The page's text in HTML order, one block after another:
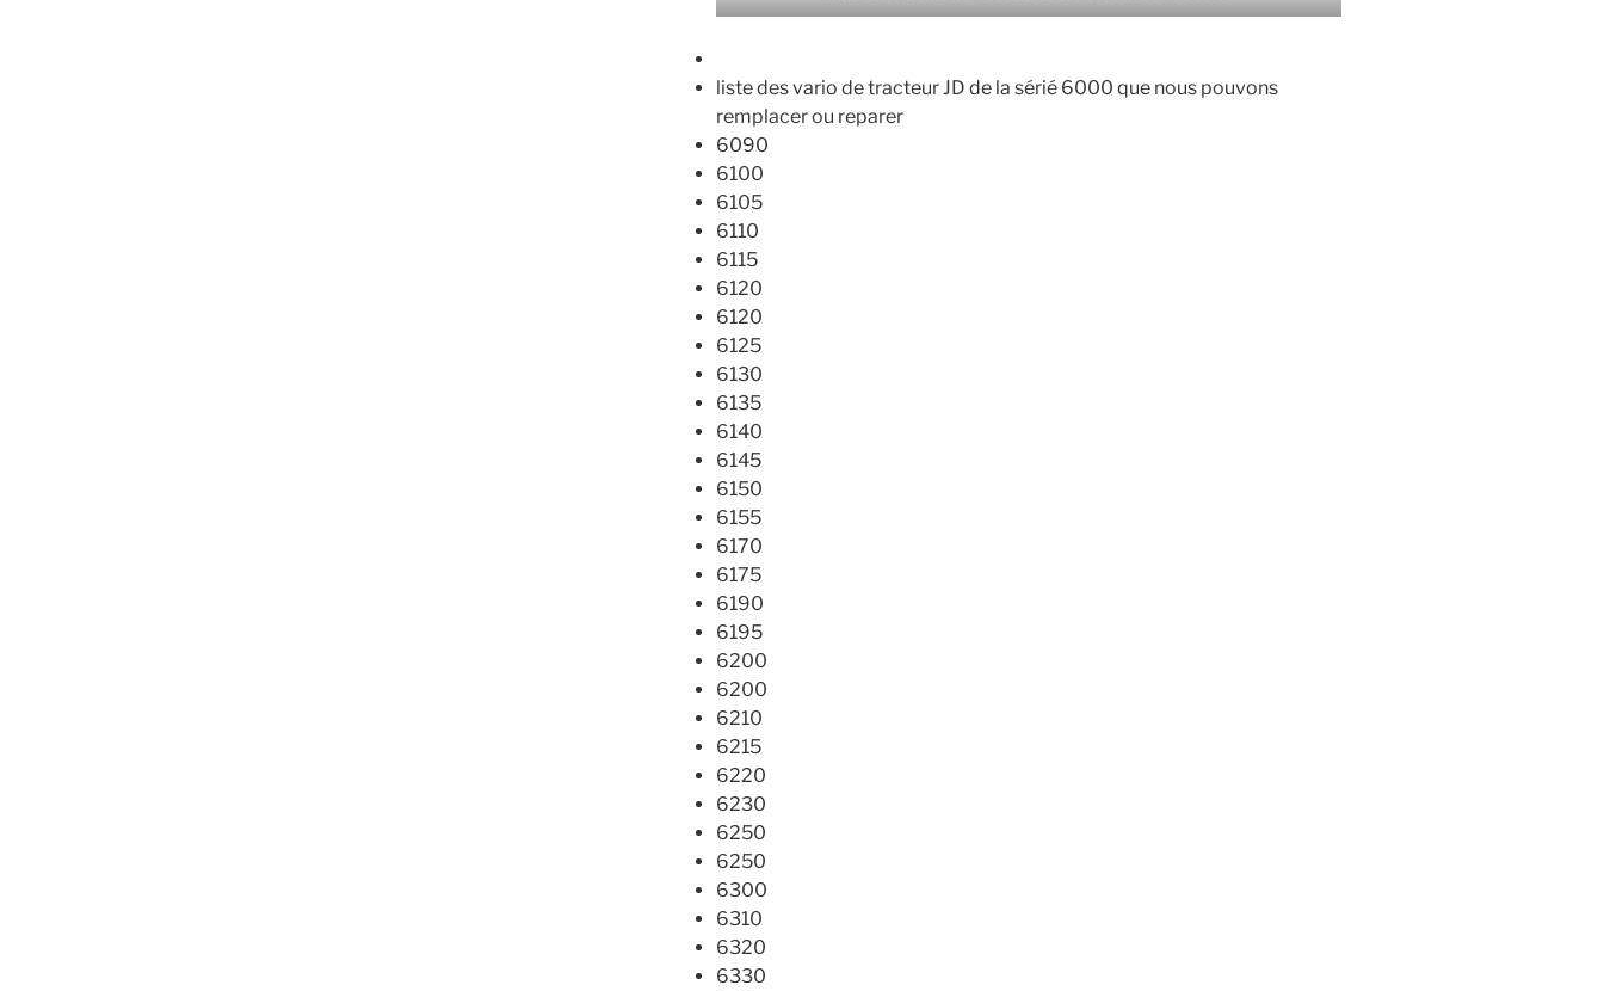
liste des vario de tracteur JD de la sérié 6000 que nous pouvons
remplacer ou reparer
6090
6100
6105
6110
6115
6120
6120
6125
6130
6135
6140
6145
6150
6155
6170
6175
6190
6195
6200
6200
6210
6215
6220
6230
6250
6250
6300
6310
6320
6330